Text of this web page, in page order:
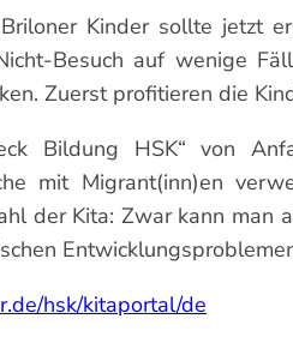
Kinder sollte jetzt
Besuch auf wenige
Zuerst profitieren die
Bildung HSK“ von
mit Migrant(inn)en
der Kita: Zwar kann man
hsk/kitaportal/de